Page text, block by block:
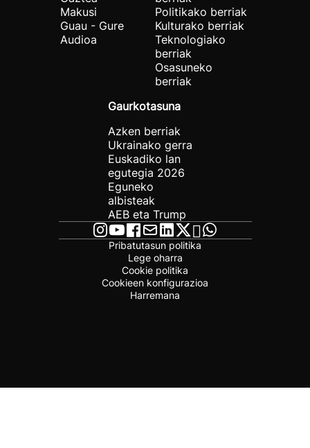
Makusi
Guau - Gure
Audioa
Politikako berriak
Kulturako berriak
Teknologiako
berriak
Osasuneko
berriak
Gaurkotasuna
Azken berriak
Ukrainako gerra
Euskadiko lan
egutegia 2026
Eguneko
albisteak
AEB eta Trump
Pribatutasun politika
Lege oharra
Cookie politika
Cookieen konfigurazioa
Harremana